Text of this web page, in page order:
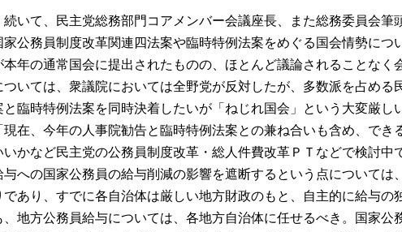
いて、民主党総務部門コアメンバー会議座長、また総務委員会筆
家公務員制度改革関連四法案や臨時特例法案をめぐる国会情勢につ
本年の通常国会に提出されたものの、ほとんど議論されることなく
ついては、衆議院においては全野党が反対したが、多数派を占める
と臨時特例法案を同時決着したいが「ねじれ国会」という大変厳し
現在、今年の人事院勧告と臨時特例法案との兼ね合いも含め、で
いかなど民主党の公務員制度改革・総人件費改革ＰＴなどで検討中
与への国家公務員の給与削減の影響を遮断するという点については
であり、すでに各自治体は厳しい地方財政のもと、自主的に給与の
、地方公務員給与については、各地方自治体に任せるべき。国家